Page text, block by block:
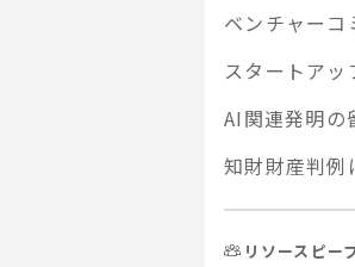
ベンチャーコ
スタートア
AI関連発明の
知財財産判例
リソースピー